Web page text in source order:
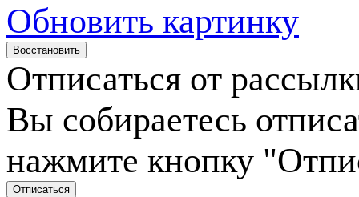
Обновить картинку
Отписаться от
Вы собираетесь
нажмите кнопку